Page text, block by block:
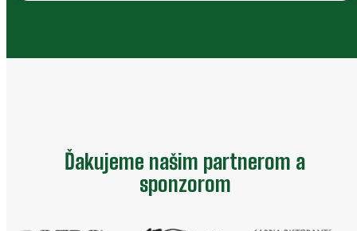
Ďakujeme našim partnerom a
sponzorom